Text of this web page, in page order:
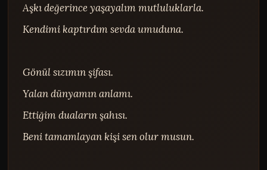
Aşkı değerince yaşayalım mutluluklarla.
Kendimi kaptırdım sevda umuduna.
Gönül sızımın şifası.
Yalan dünyamın anlamı.
Ettiğim duaların şahısı.
Beni tamamlayan kişi sen olur musun.